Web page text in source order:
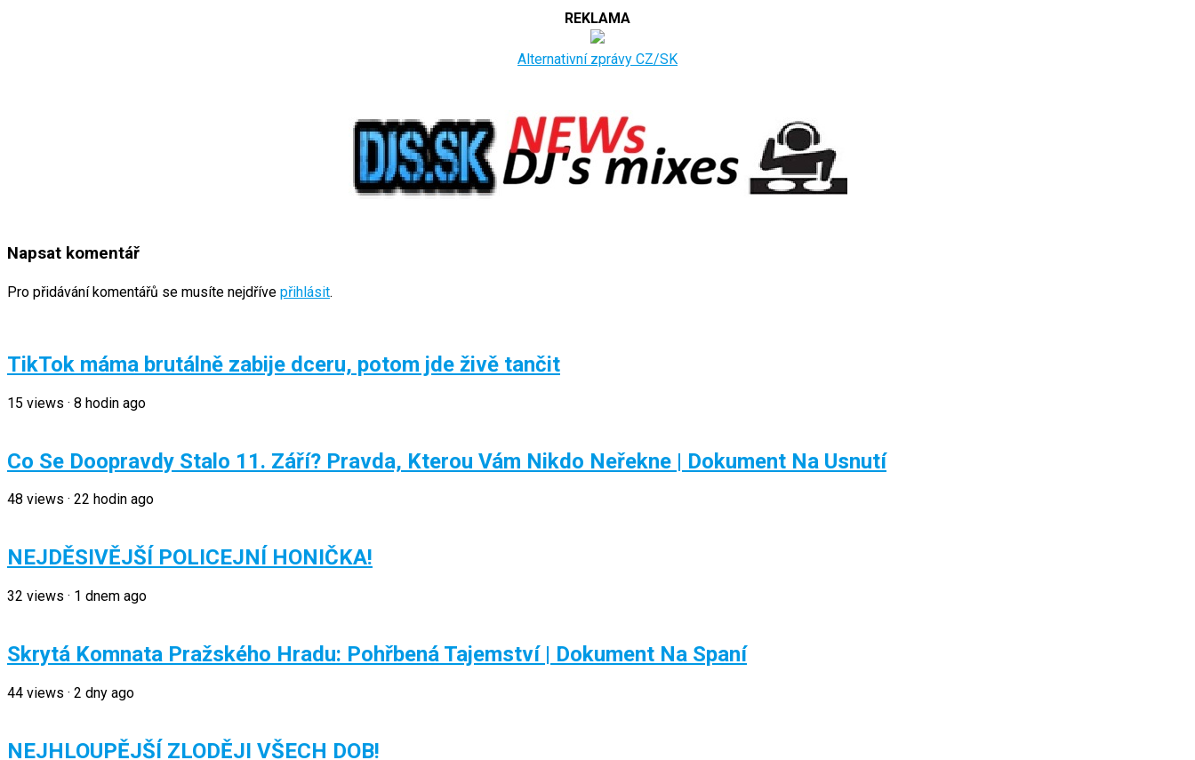
REKLAMA
Alternativní zprávy CZ/SK
Napsat komentář
Pro přidávání komentářů se musíte nejdříve přihlásit.
TikTok máma brutálně zabije dceru, potom jde živě tančit
15 views · 8 hodin ago
Co Se Doopravdy Stalo 11. Září? Pravda, Kterou Vám Nikdo Neřekne | Dokument Na Usnutí
48 views · 22 hodin ago
NEJDĚSIVĚJŠÍ POLICEJNÍ HONIČKA!
32 views · 1 dnem ago
Skrytá Komnata Pražského Hradu: Pohřbená Tajemství | Dokument Na Spaní
44 views · 2 dny ago
NEJHLOUPĚJŠÍ ZLODĚJI VŠECH DOB!